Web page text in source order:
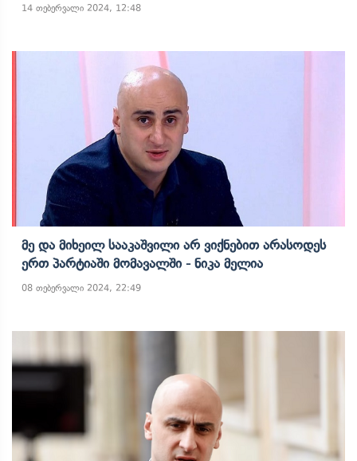
14 თებერვალი 2024, 12:48
Მე Და Მიხეილ Სააკაშვილი Არ Ვიქნებით Არასოდეს
Ერთ Პარტიაში Მომავალში - Ნიკა Მელია
08 თებერვალი 2024, 22:49